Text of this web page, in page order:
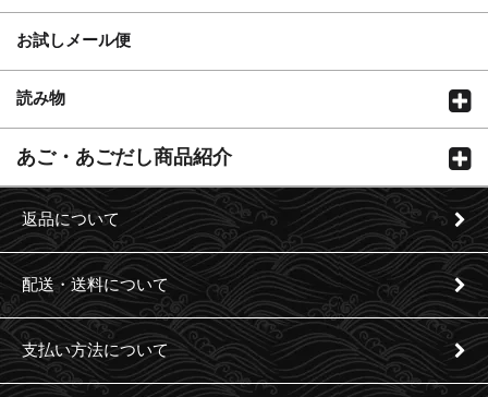
お試しメール便
読み物
あご・あごだし商品紹介
返品について
配送・送料について
支払い方法について